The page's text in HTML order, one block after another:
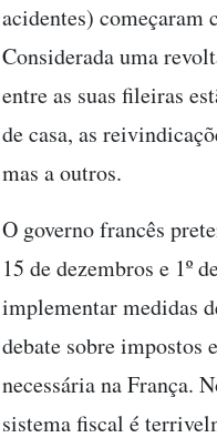
acidentes) começaram
Considerada uma
entre as suas fileiras
de casa, as
mas a outros.
O governo francês
15 de dezembros e 1º
implementar medidas
debate sobre impostos
necessária na França.
sistema fiscal é